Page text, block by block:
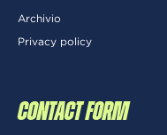
Archivio
Privacy policy
CONTACT FORM